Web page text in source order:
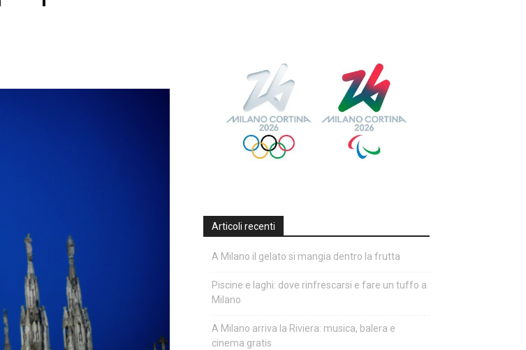
Articoli recenti
A Milano il gelato si mangia dentro la frutta
Piscine e laghi: dove rinfrescarsi e fare un tuffo a
Milano
A Milano arriva la Riviera: musica, balera e
cinema gratis